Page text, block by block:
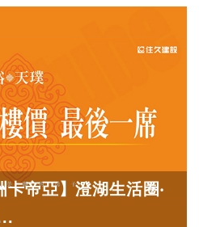
帝亞】澄湖生活圈‧